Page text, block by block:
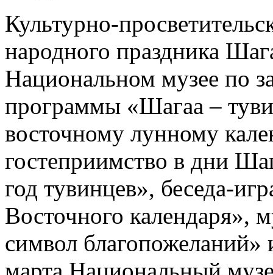
Культурно-
народного праздника
Национальном музее по
программы «Шагаа –
восточному лунному
гостеприимство в дни
год тувинцев», беседа-
Восточного календаря»,
символ благопожеланий»